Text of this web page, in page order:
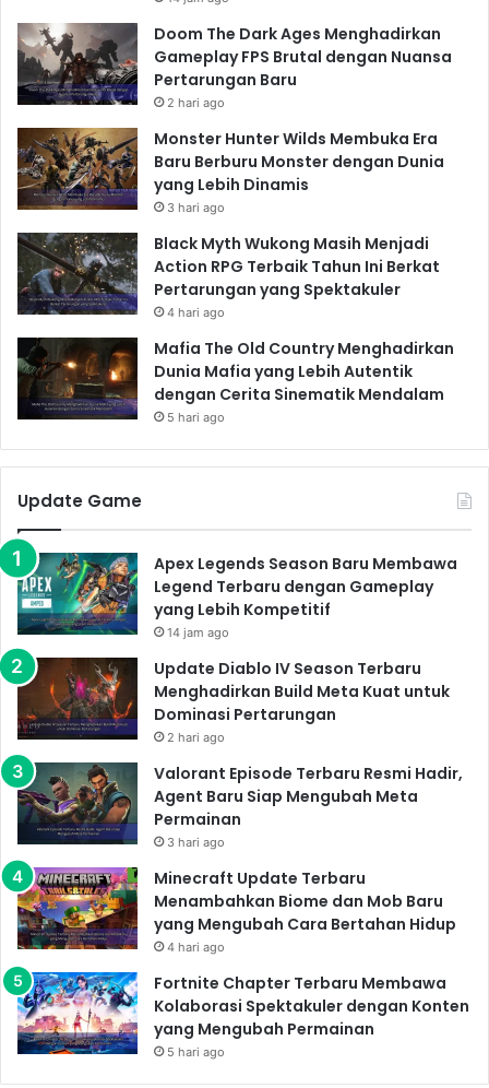
Doom The Dark Ages Menghadirkan
Gameplay FPS Brutal dengan Nuansa
Pertarungan Baru
2 hari ago
Monster Hunter Wilds Membuka Era
Baru Berburu Monster dengan Dunia
yang Lebih Dinamis
3 hari ago
Black Myth Wukong Masih Menjadi
Action RPG Terbaik Tahun Ini Berkat
Pertarungan yang Spektakuler
4 hari ago
Mafia The Old Country Menghadirkan
Dunia Mafia yang Lebih Autentik
dengan Cerita Sinematik Mendalam
5 hari ago
Update Game
Apex Legends Season Baru Membawa
Legend Terbaru dengan Gameplay
yang Lebih Kompetitif
14 jam ago
Update Diablo IV Season Terbaru
Menghadirkan Build Meta Kuat untuk
Dominasi Pertarungan
2 hari ago
Valorant Episode Terbaru Resmi Hadir,
Agent Baru Siap Mengubah Meta
Permainan
3 hari ago
Minecraft Update Terbaru
Menambahkan Biome dan Mob Baru
yang Mengubah Cara Bertahan Hidup
4 hari ago
Fortnite Chapter Terbaru Membawa
Kolaborasi Spektakuler dengan Konten
yang Mengubah Permainan
5 hari ago